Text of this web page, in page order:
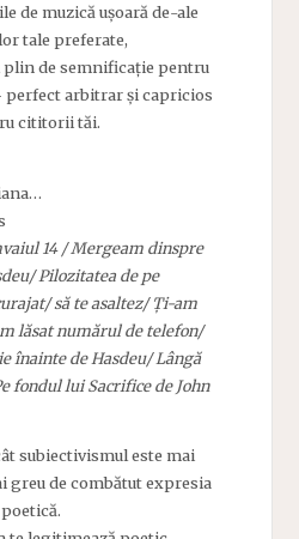
de muzică ușoară de-ale
tale preferate,
plin de semnificație pentru
perfect arbitrar și capricios
cititorii tăi.
14 / Mergeam dinspre
Pilozitatea de pe
să te asaltez/ Ți-am
lăsat numărul de telefon/
înainte de Hasdeu/ Lângă
fondul lui Sacrifice de John
subiectivismul este mai
greu de combătut expresia
poetică.